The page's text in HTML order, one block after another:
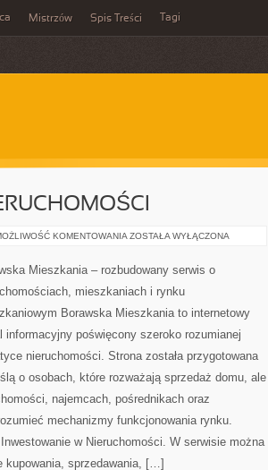
Mistrzów Spis Treści Tagi
KOMENTOWANIA INWESTOWANIE
ZOSTAŁA WYŁĄCZONA
Mieszkania – rozbudowany serwis o
mieszkaniach i rynku
Borawska Mieszkania to internetowy
informacyjny poświęcony szeroko rozumianej
nieruchomości. Strona została przygotowana
o osobach, które rozważają sprzedaż domu, ale
najemcach, pośrednikach oraz
mechanizmy funkcjonowania rynku.
w Nieruchomości. W serwisie można
kupowania, sprzedawania, […]